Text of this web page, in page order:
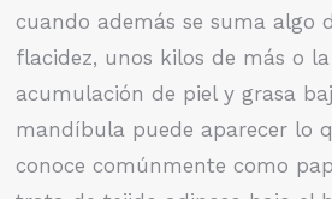
cuando además se suma algo
flacidez, unos kilos de más o la
acumulación de piel y grasa
mandíbula puede aparecer lo
conoce comúnmente como